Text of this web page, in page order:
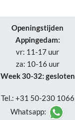
Openingstijden
Appingedam:
vr: 11-17 uur
za: 10-16 uur
Week 30-32: gesloten
Tel.: +31 50-230 1066
Whatsapp: